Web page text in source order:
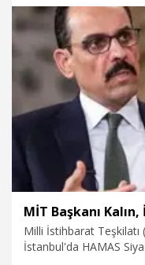
verilmemeli" dedi.
27.03.2026 Video
Milli İstihbarat Teşkilatı
İstanbul'da HAMAS